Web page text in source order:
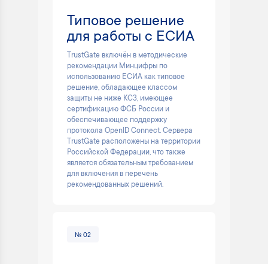
Типовое решение
для работы с ЕСИА
TrustGate включён в методические
рекомендации Минцифры по
использованию ЕСИА как типовое
решение, обладающее классом
защиты не ниже КС3, имеющее
сертификацию ФСБ России и
обеспечивающее поддержку
протокола OpenID Connect. Сервера
TrustGate расположены на территории
Российской Федерации, что также
является обязательным требованием
для включения в перечень
рекомендованных решений.
№ 02